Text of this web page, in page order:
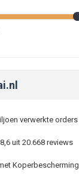
verwerkte orders
uit 20.668 reviews
Koperbescherming